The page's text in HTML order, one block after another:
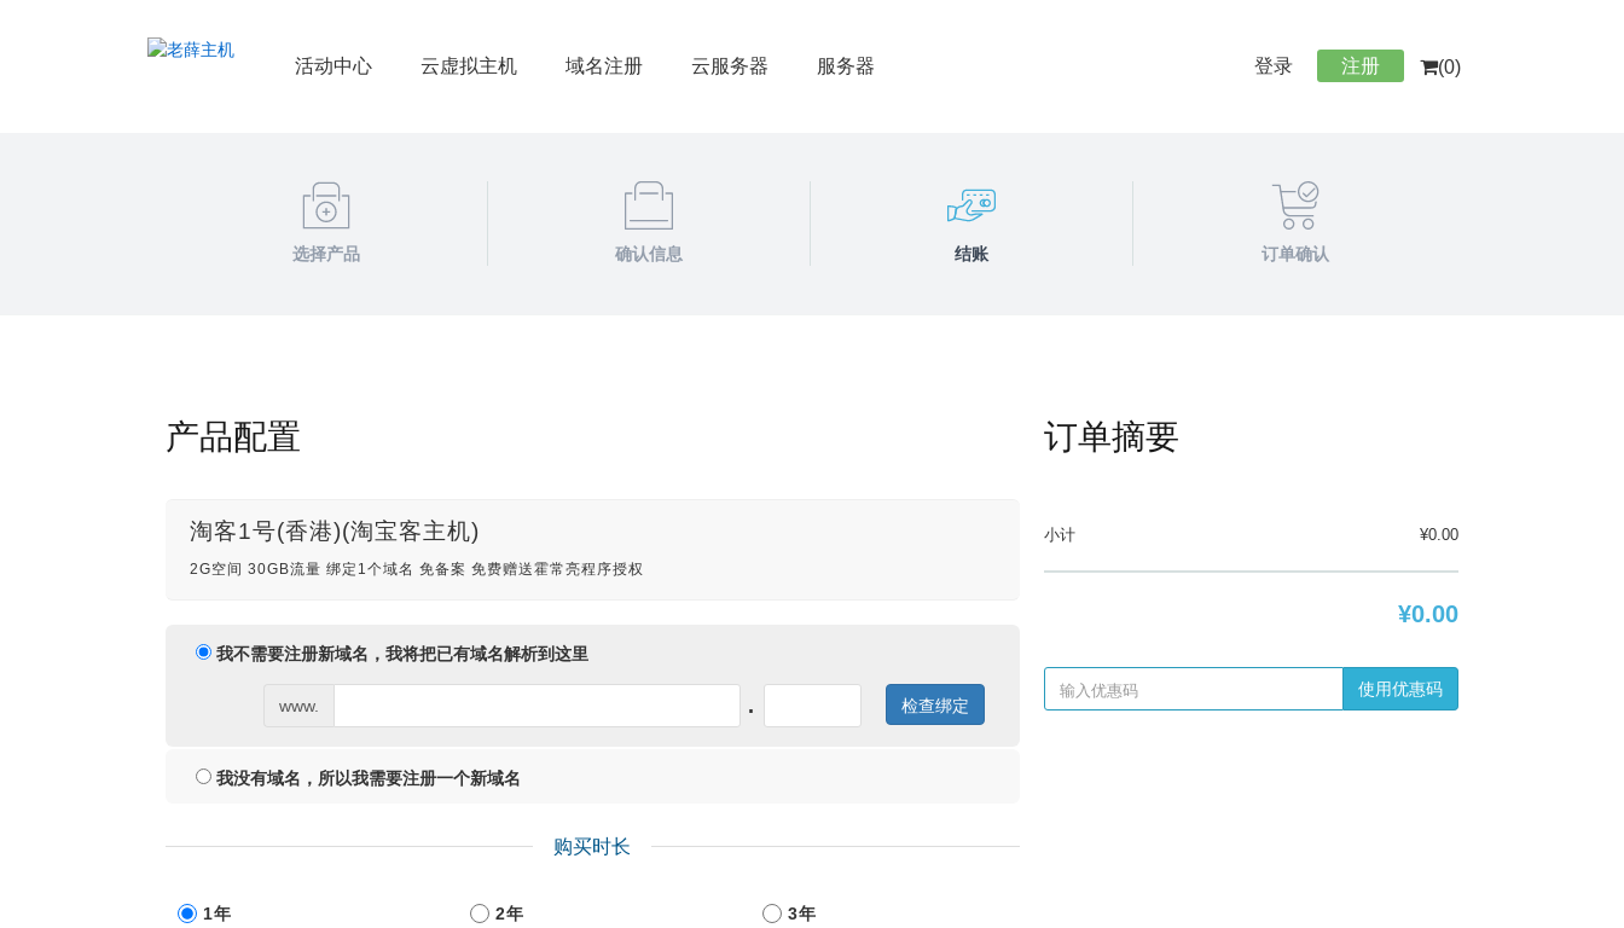
活动中心 云虚拟主机 域名注册 云服务器 服务器 登录 注册 (0)
选择产品 确认信息 结账 订单确认
产品配置
淘客1号(香港)(淘宝客主机)
2G空间 30GB流量 绑定1个域名 免备案 免费赠送霍常亮程序授权
我不需要注册新域名，我将把已有域名解析到这里
www. . 检查绑定
我没有域名，所以我需要注册一个新域名
购买时长
1年 2年 3年
订单摘要
小计 ¥0.00
¥0.00
使用优惠码